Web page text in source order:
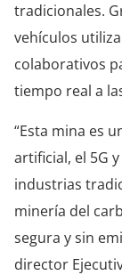
tradicionales.
vehículos
colaborativos
tiempo real a
“Esta mina es
artificial, el 5G
industrias
minería del
segura y sin
director